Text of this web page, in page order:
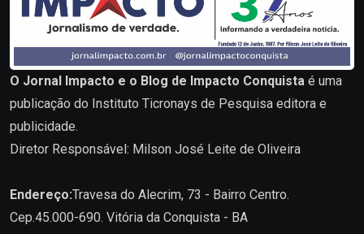
O Jornal Impacto e o Blog de Impacto Conquista é uma
publicação do Instituto Ticronays de Pesquisa editora e
publicidade.
Diretor Responsável: Milson José Leite de Oliveira
Endereço:Travesa do Alecrim, 73 - Bairro Centro.
Cep.45.000-690. Vitória da Conquista - BA